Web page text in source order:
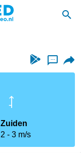
...
Zuiden
2
3 m/s